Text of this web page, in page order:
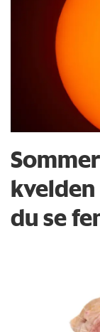
kvelden
du se